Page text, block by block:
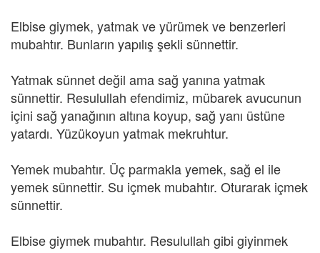
Elbise giymek, yatmak ve yürümek ve benzerleri
mubahtır. Bunların yapılış şekli sünnettir.
Yatmak sünnet değil ama sağ yanına yatmak
sünnettir. Resulullah efendimiz, mübarek avucunun
içini sağ yanağının altına koyup, sağ yanı üstüne
yatardı. Yüzükoyun yatmak mekruhtur.
Yemek mubahtır. Üç parmakla yemek, sağ el ile
yemek sünnettir. Su içmek mubahtır. Oturarak içmek
sünnettir.
Elbise giymek mubahtır. Resulullah gibi giyinmek